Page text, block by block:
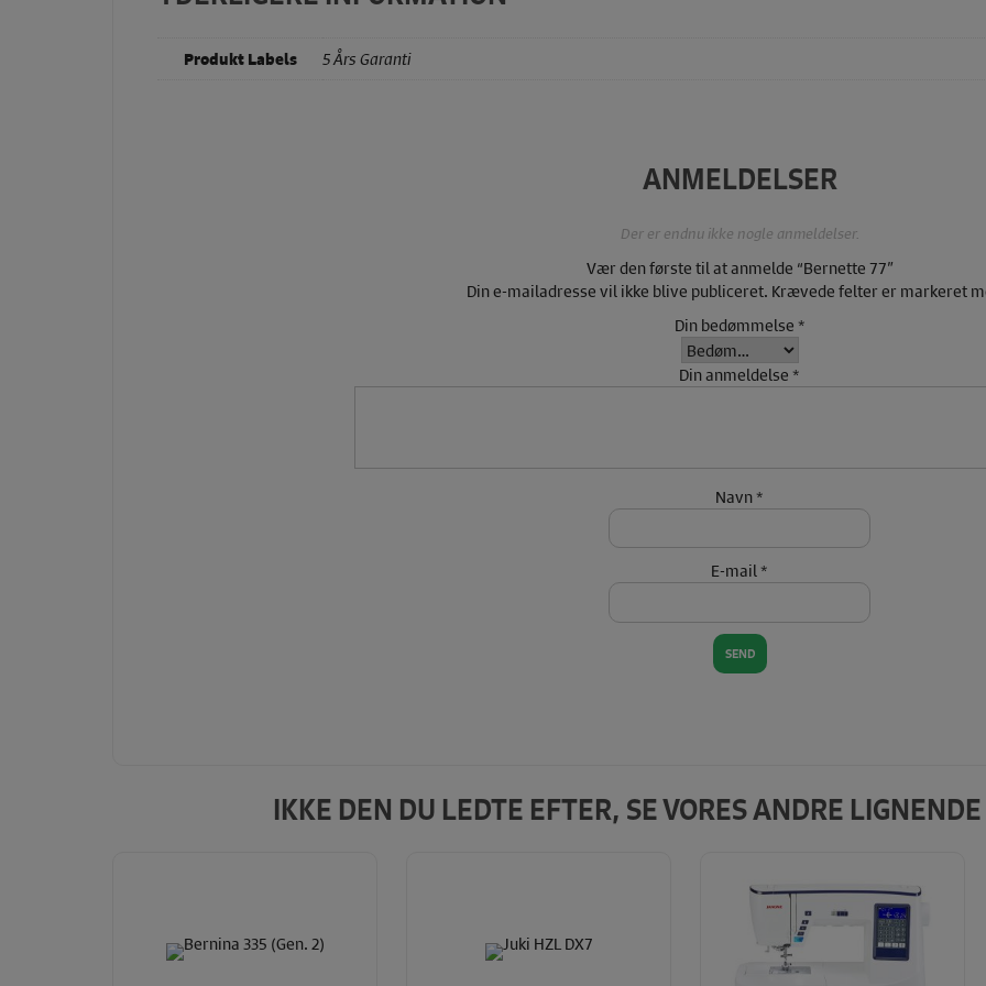
Produkt Labels 5 Års Garanti
ANMELDELSER
Der er endnu ikke nogle anmeldelser.
Vær den første til at anmelde “Bernette 77”
Din e-mailadresse vil ikke blive publiceret. Krævede felter er markeret
Din bedømmelse *
Din anmeldelse *
Navn *
E-mail *
IKKE DEN DU LEDTE EFTER, SE VORES ANDRE